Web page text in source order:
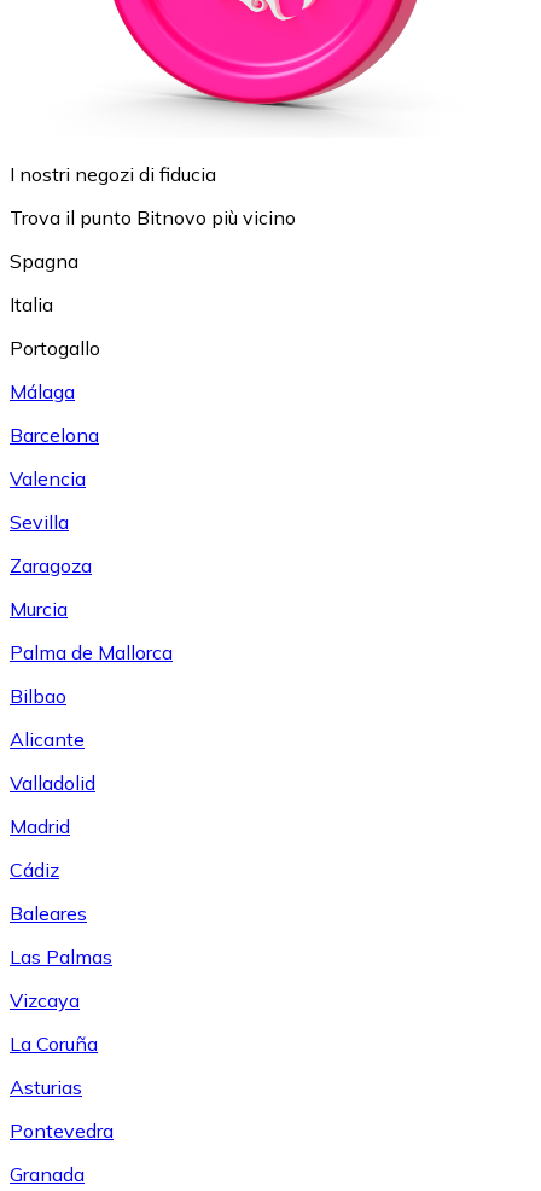
I nostri negozi di fiducia
Trova il punto Bitnovo più vicino
Spagna
Italia
Portogallo
Málaga
Barcelona
Valencia
Sevilla
Zaragoza
Murcia
Palma de Mallorca
Bilbao
Alicante
Valladolid
Madrid
Cádiz
Baleares
Las Palmas
Vizcaya
La Coruña
Asturias
Pontevedra
Granada